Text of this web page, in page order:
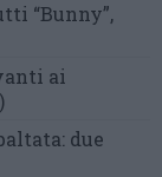
“Bunny”,
ai
due